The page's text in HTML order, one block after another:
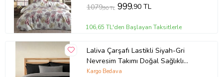
1079,90 TL 999,90 TL
106,65 TL'den Başlayan Taksitlerle
Laliva Çarşafı Lastikli Siyah-Gri
Nevresim Takımı Doğal Sağlıklı
Pamuk Çift Kişilik Ranforce
Kargo Bedava